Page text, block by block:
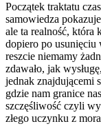
Początek traktatu
samowiedza
ale ta realność, która
dopiero po usunięciu
reszcie niemamy
zdawało, jak
jednak znajdującemi
gdzie nam granice
szczęśliwość czyli
złego uczynku z